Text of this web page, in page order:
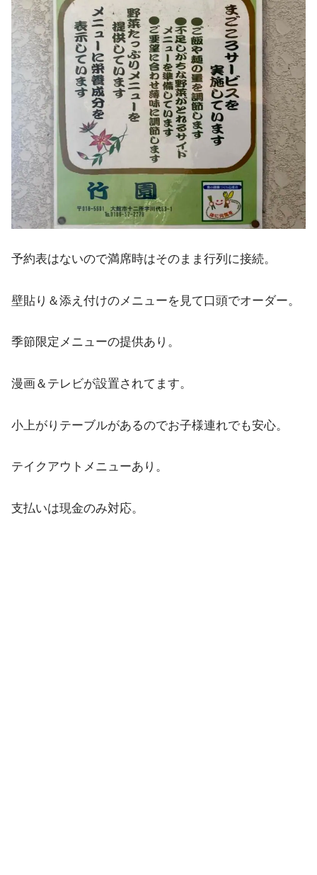
予約表はないので満席時はそのまま行列に接続。
壁貼り＆添え付けのメニューを見て口頭でオーダー。
季節限定メニューの提供あり。
漫画＆テレビが設置されてます。
小上がりテーブルがあるのでお子様連れでも安心。
テイクアウトメニューあり。
支払いは現金のみ対応。